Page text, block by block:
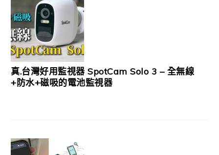
真.台灣好用監視器 SpotCam Solo 3 – 全無線
+防水+磁吸的電池監視器